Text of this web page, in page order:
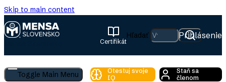
Skip to main content
Certifikát
Hľadať Prihlásenie
Toggle Main Menu
Otestuj svoje
IQ
Staň sa
členom